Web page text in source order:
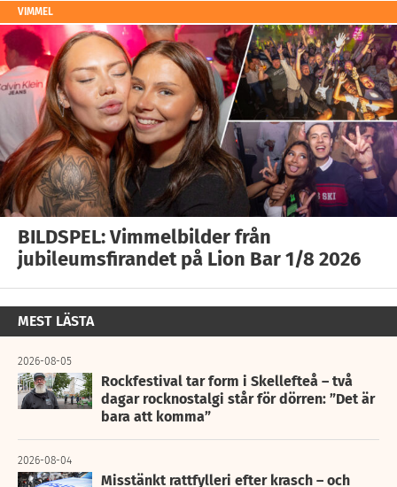
VIMMEL
BILDSPEL: Vimmelbilder från
jubileumsfirandet på Lion Bar 1/8 2026
MEST LÄSTA
2026-08-05
Rockfestival tar form i Skellefteå – två
dagar rocknostalgi står för dörren: ”Det är
bara att komma”
2026-08-04
Misstänkt rattfylleri efter krasch – och